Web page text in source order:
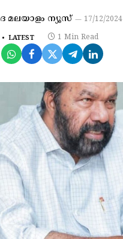
ദ മലയാളം ന്യൂസ് 17/12/2024
LATEST 1 Min Read